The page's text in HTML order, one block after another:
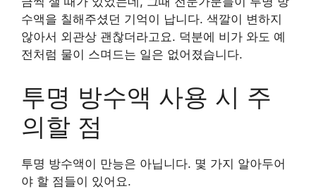
수액을 칠해주셨던 기억이 납니다. 색깔이 변하지
않아서 외관상 괜찮더라고요. 덕분에 비가 와도 예
전처럼 물이 스며드는 일은 없어졌습니다.
투명 방수액 사용 시 주
의할 점
투명 방수액이 만능은 아닙니다. 몇 가지 알아두어
야 할 점들이 있어요.